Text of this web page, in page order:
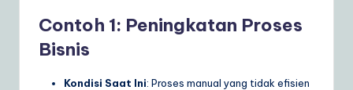
Contoh 1: Peningkatan Proses
Bisnis
Kondisi Saat Ini: Proses manual yang tidak efisien